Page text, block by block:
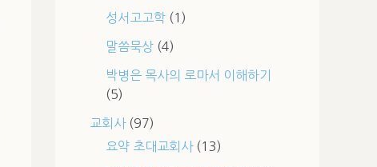
성서고고학(1)
말씀묵상(4)
박병은 목사의 로마서 이해하기
(5)
교회사(97)
요약 초대교회사(13)